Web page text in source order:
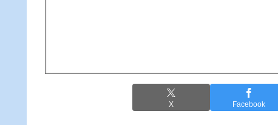
X Facebook